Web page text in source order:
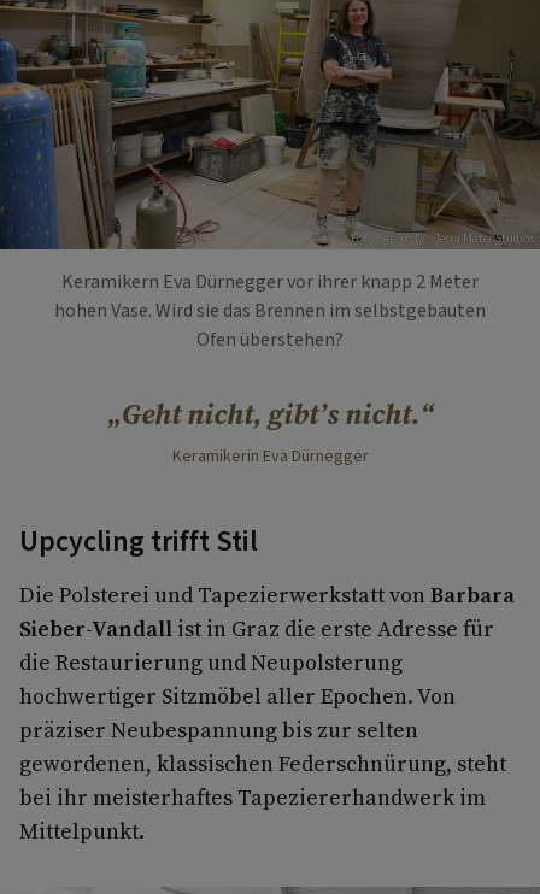
Foto: ServusTV / Terra Mater Studios
Keramikern Eva Dürnegger vor ihrer knapp 2 Meter
hohen Vase. Wird sie das Brennen im selbstgebauten
Ofen überstehen?
Geht nicht, gibt’s nicht.
Keramikerin Eva Dürnegger
Upcycling trifft Stil
Die Polsterei und Tapezierwerkstatt von Barbara
Sieber-Vandall ist in Graz die erste Adresse für
die Restaurierung und Neupolsterung
hochwertiger Sitzmöbel aller Epochen. Von
präziser Neubespannung bis zur selten
gewordenen, klassischen Federschnürung, steht
bei ihr meisterhaftes Tapeziererhandwerk im
Mittelpunkt.